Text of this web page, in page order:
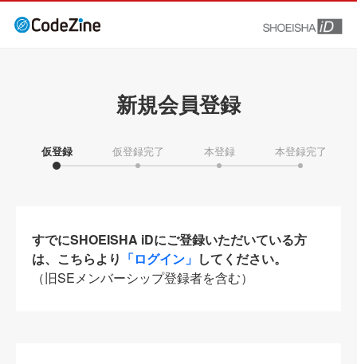
新規会員登録
仮登録 仮登録完了 本登録 本登録完了
すでにSHOEISHA iDにご登録いただいている方
は、こちらより 「ログイン」 してください。
（旧SEメンバーシップ登録者を含む）